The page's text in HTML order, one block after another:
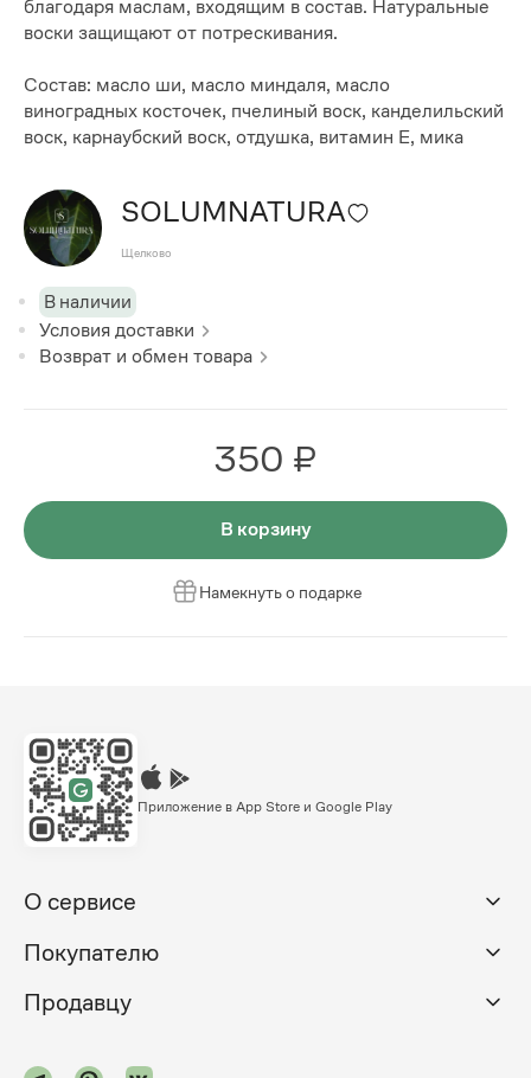
благодаря маслам, входящим в состав. Натуральные
воски защищают от потрескивания.
Состав: масло ши, масло миндаля, масло
виноградных косточек, пчелиный воск, канделильский
воск, карнаубский воск, отдушка, витамин Е, мика
SOLUMNATURA
Щелково
В наличии
Условия доставки
Возврат и обмен товара
350 ₽
В корзину
Намекнуть о подарке
Приложение в App Store и Google Play
О сервисе
Покупателю
Продавцу